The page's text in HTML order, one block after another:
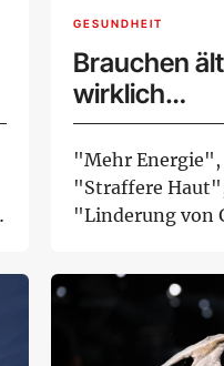
GESUNDHEIT
Brauchen
wirklich
"Mehr Energie",
"Straffere
"Linderung von